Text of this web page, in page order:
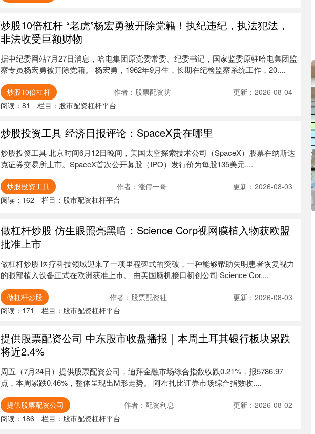
炒股10倍杠杆 “老虎”杨宏勇被开除党籍！执纪违纪，执法犯法，
非法收受巨额财物
据中纪委网站7月27日消息，哈电集团原党委常委、纪委书记，国家监委原驻哈电集团监
察专员杨宏勇被开除党籍。 杨宏勇，1962年9月生，长期在纪检监察系统工作，20....
炒股10倍杠杆 作者：股票配资坊
更新：2026-08-04
阅读： 81 栏目： 股市配资杠杆平台
炒股投资工具 经济日报评论：SpaceX贵在哪里
炒股投资工具 北京时间6月12日晚间，美国太空探索技术公司（SpaceX）股票在纳斯达
克证券交易所上市。SpaceX首次公开募股（IPO）发行价为每股135美元....
炒股投资工具 作者：涨停一哥
更新：2026-08-03
阅读： 162 栏目： 股市配资杠杆平台
做杠杆炒股 仿生眼照亮黑暗：Science Corp视网膜植入物获欧盟
批准上市
做杠杆炒股 医疗科技领域迎来了一项里程碑式的突破，一种能够帮助失明患者恢复视力
的眼部植入设备正式在欧洲获准上市。 由美国脑机接口初创公司 Science Cor....
做杠杆炒股 作者：股票配资社
更新：2026-08-03
阅读： 171 栏目： 股市配资杠杆平台
提供股票配资公司 中东股市收盘播报｜本周土耳其银行板块累跌
将近2.4%
周五（7月24日）提供股票配资公司，迪拜金融市场综合指数收跌0.21%，报5786.97
点，本周累跌0.46%，整体呈现出M形走势。 阿布扎比证券市场综合指数收....
提供股票配资公司 作者：配资利息
更新：2026-08-02
阅读： 186 栏目： 股市配资杠杆平台